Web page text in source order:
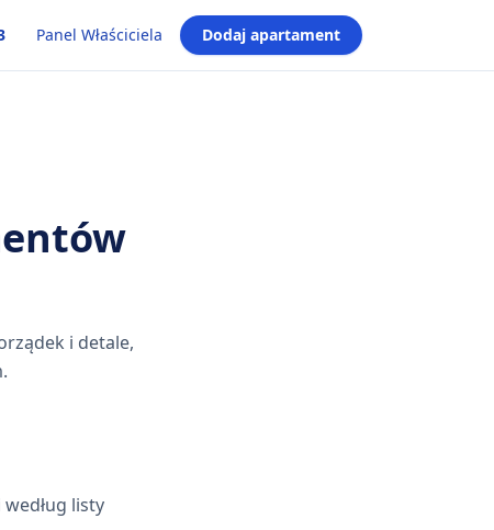
Panel Właściciela Dodaj apartament
i detale,
listy